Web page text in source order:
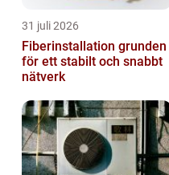
31 juli 2026
Fiberinstallation grunden
för ett stabilt och snabbt
nätverk